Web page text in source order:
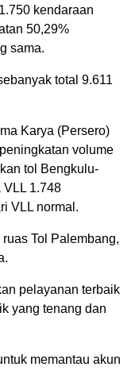
kendaraan
50,29%
sama.
total 9.611
Karya (Persero)
volume
tol Bengkulu-
VLL 1.748
VLL normal.
Tol Palembang,
pelayanan terbaik
yang tenang dan
memantau akun